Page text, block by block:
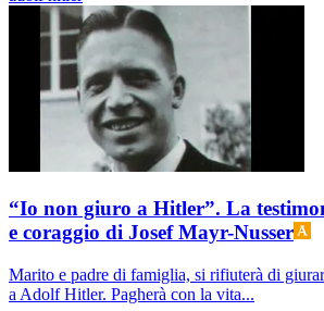
“Io non giuro a Hitler”. La
e coraggio di Josef Mayr-Nusser
Marito e padre di famiglia, si rifiuterà di
a Adolf Hitler. Pagherà con la vita...